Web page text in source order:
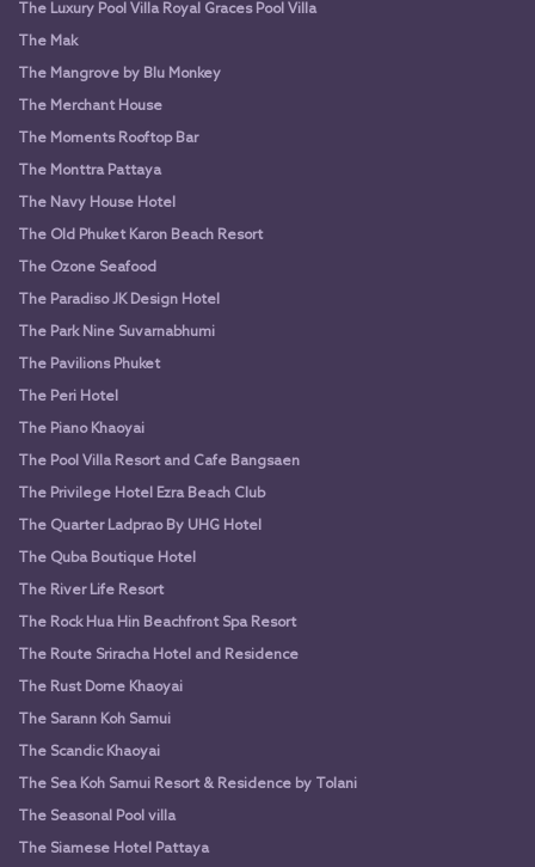
The Luxury Pool Villa Royal Graces Pool Villa
The Mak
The Mangrove by Blu Monkey
The Merchant House
The Moments Rooftop Bar
The Monttra Pattaya
The Navy House Hotel
The Old Phuket Karon Beach Resort
The Ozone Seafood
The Paradiso JK Design Hotel
The Park Nine Suvarnabhumi
The Pavilions Phuket
The Peri Hotel
The Piano Khaoyai
The Pool Villa Resort and Cafe Bangsaen
The Privilege Hotel Ezra Beach Club
The Quarter Ladprao By UHG Hotel
The Quba Boutique Hotel
The River Life Resort
The Rock Hua Hin Beachfront Spa Resort
The Route Sriracha Hotel and Residence
The Rust Dome Khaoyai
The Sarann Koh Samui
The Scandic Khaoyai
The Sea Koh Samui Resort & Residence by Tolani
The Seasonal Pool villa
The Siamese Hotel Pattaya